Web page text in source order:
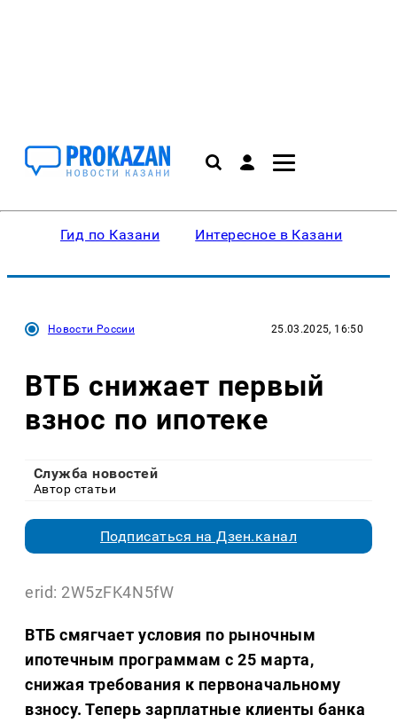
Гид по Казани Интересное в Казани
Новости России 25.03.2025, 16:50
ВТБ снижает первый
взнос по ипотеке
Служба новостей
Автор статьи
Подписаться на Дзен.канал
erid: 2W5zFK4N5fW
ВТБ смягчает условия по рыночным
ипотечным программам с 25 марта,
снижая требования к первоначальному
взносу. Теперь зарплатные клиенты банка